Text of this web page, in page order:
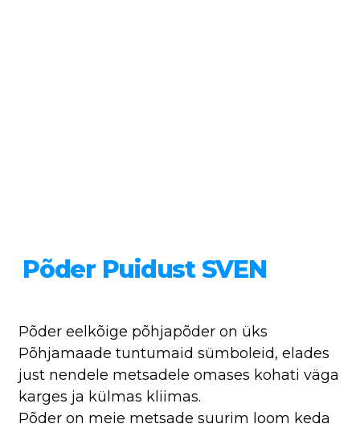
Põder Puidust SVEN
Põder eelkõige põhjapõder on üks
Põhjamaade tuntumaid sümboleid, elades
just nendele metsadele omases kohati väga
karges ja külmas kliimas.
Põder on meie metsade suurim loom keda